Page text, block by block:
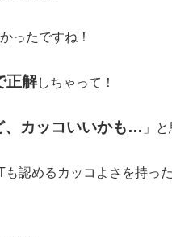
ったですね！
正解しちゃって！
、カッコいいかも… 」
認めるカッコよさを持っ